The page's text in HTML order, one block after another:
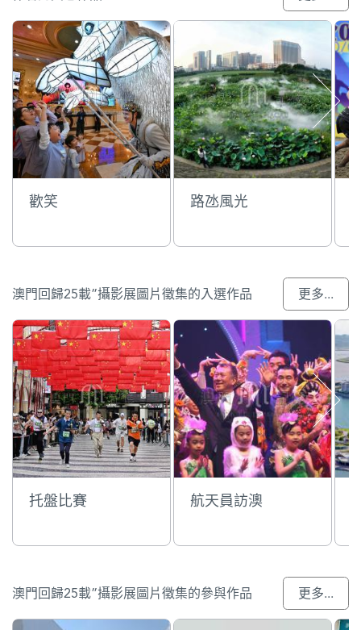
歡笑 路氹風光
澳門回歸25載”攝影展圖片徵集的入選作品 更多...
托盤比賽 航天員訪澳
澳門回歸25載”攝影展圖片徵集的參與作品 更多...